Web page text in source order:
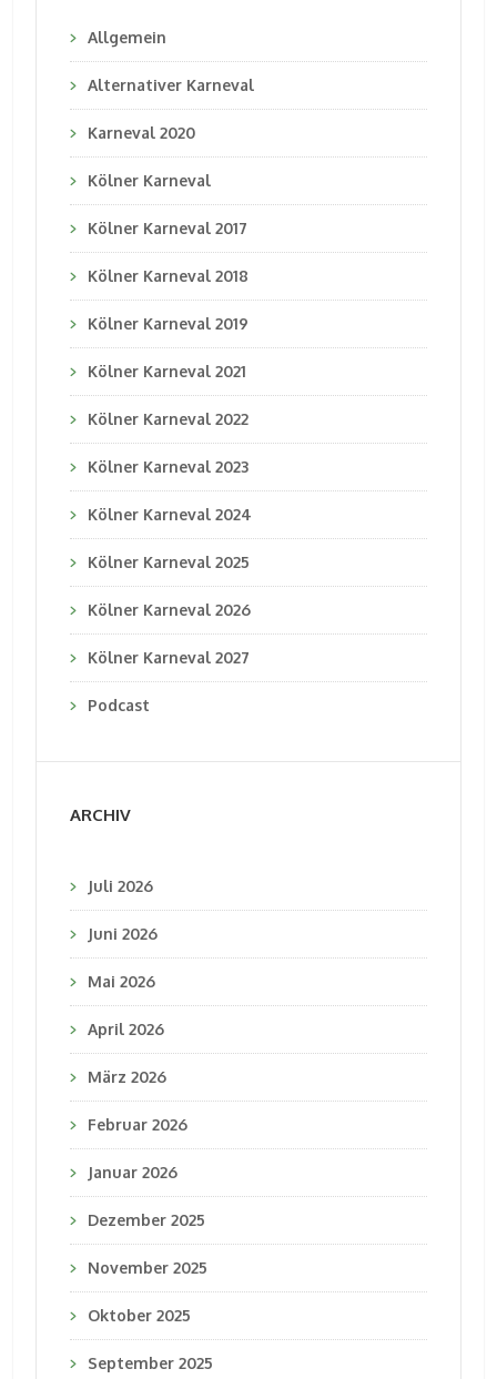
Allgemein
Alternativer Karneval
Karneval 2020
Kölner Karneval
Kölner Karneval 2017
Kölner Karneval 2018
Kölner Karneval 2019
Kölner Karneval 2021
Kölner Karneval 2022
Kölner Karneval 2023
Kölner Karneval 2024
Kölner Karneval 2025
Kölner Karneval 2026
Kölner Karneval 2027
Podcast
ARCHIV
Juli 2026
Juni 2026
Mai 2026
April 2026
März 2026
Februar 2026
Januar 2026
Dezember 2025
November 2025
Oktober 2025
September 2025